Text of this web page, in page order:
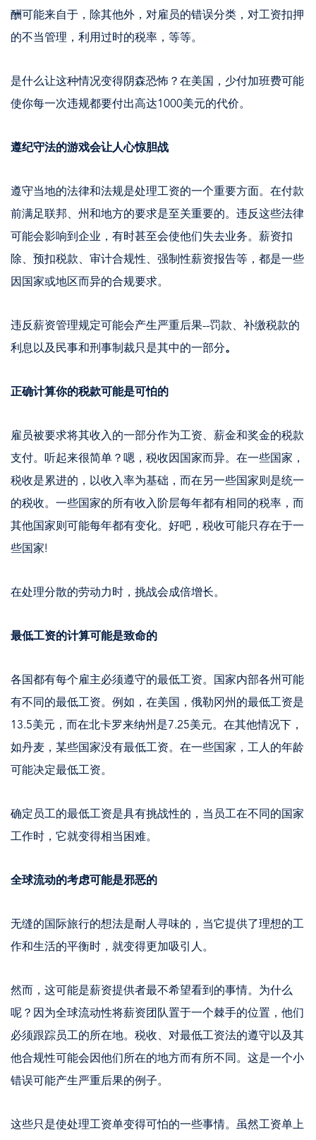
酬可能来自于，除其他外，对雇员的错误分类，对工资扣押
的不当管理，利用过时的税率，等等。
是什么让这种情况变得阴森恐怖？在美国，少付加班费可能
使你每一次违规都要付出高达1000美元的代价。
遵纪守法的游戏会让人心惊胆战
遵守当地的法律和法规是处理工资的一个重要方面。在付款
前满足联邦、州和地方的要求是至关重要的。违反这些法律
可能会影响到企业，有时甚至会使他们失去业务。薪资扣
除、预扣税款、审计合规性、强制性薪资报告等，都是一些
因国家或地区而异的合规要求。
违反薪资管理规定可能会产生严重后果--罚款、补缴税款的
利息以及民事和刑事制裁只是其中的一部分。
正确计算你的税款可能是可怕的
雇员被要求将其收入的一部分作为工资、薪金和奖金的税款
支付。听起来很简单？嗯，税收因国家而异。在一些国家，
税收是累进的，以收入率为基础，而在另一些国家则是统一
的税收。一些国家的所有收入阶层每年都有相同的税率，而
其他国家则可能每年都有变化。好吧，税收可能只存在于一
些国家!
在处理分散的劳动力时，挑战会成倍增长。
最低工资的计算可能是致命的
各国都有每个雇主必须遵守的最低工资。国家内部各州可能
有不同的最低工资。例如，在美国，俄勒冈州的最低工资是
13.5美元，而在北卡罗来纳州是7.25美元。在其他情况下，
如丹麦，某些国家没有最低工资。在一些国家，工人的年龄
可能决定最低工资。
确定员工的最低工资是具有挑战性的，当员工在不同的国家
工作时，它就变得相当困难。
全球流动的考虑可能是邪恶的
无缝的国际旅行的想法是耐人寻味的，当它提供了理想的工
作和生活的平衡时，就变得更加吸引人。
然而，这可能是薪资提供者最不希望看到的事情。为什么
呢？因为全球流动性将薪资团队置于一个棘手的位置，他们
必须跟踪员工的所在地。税收、对最低工资法的遵守以及其
他合规性可能会因他们所在的地方而有所不同。这是一个小
错误可能产生严重后果的例子。
这些只是使处理工资单变得可怕的一些事情。虽然工资单上